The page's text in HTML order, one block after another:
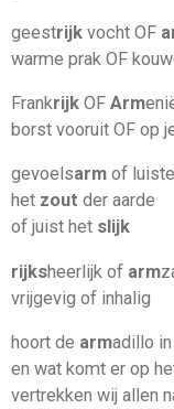
geestrijk vocht OF
warme prak OF
Frankrijk OF Arm
borst vooruit OF op
gevoelsarm of
het zout der aarde
of juist het slijk
rijksheerlijk of arm
vrijgevig of inhalig
hoort de armadillo
en wat komt er op
vertrekken wij allen